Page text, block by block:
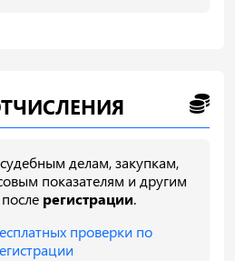
делам, закупкам,
показателям и другим
регистрации.
проверки по